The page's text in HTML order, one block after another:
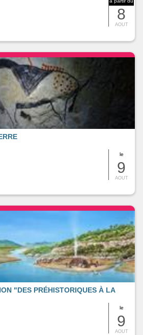
8
AOUT
le
9
AOUT
le
9
AOUT
"DES PRÉHISTORIQUES À LA